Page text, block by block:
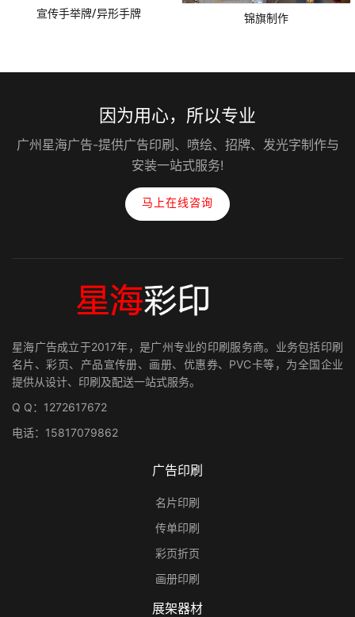
宣传手举牌/异形手牌 锦旗制作
因为用心，所以专业
广州星海广告-提供广告印刷、喷绘、招牌、发光字制作与
安装一站式服务!
马上在线咨询
星海广告成立于2017年，是广州专业的印刷服务商。业务包括印刷
名片、彩页、产品宣传册、画册、优惠券、PVC卡等，为全国企业
提供从设计、印刷及配送一站式服务。
Q Q：1272617672
电话：15817079862
广告印刷
名片印刷
传单印刷
彩页折页
画册印刷
展架器材